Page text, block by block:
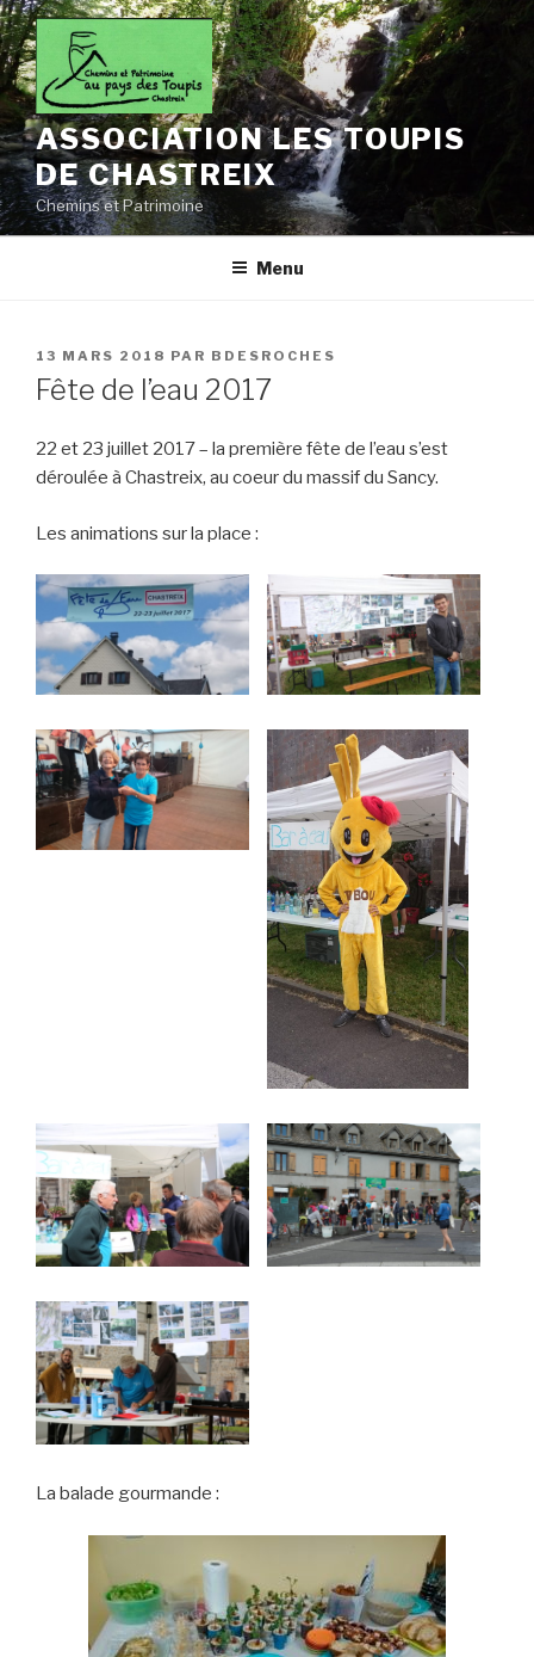
Aller
au
contenu
principal
ASSOCIATION LES TOUPIS
DE CHASTREIX
Chemins et Patrimoine
Menu
PUBLIÉ
LE
13 MARS 2018 PAR BDESROCHES
Fête de l’eau 2017
22 et 23 juillet 2017 – la première fête de l’eau s’est
déroulée à Chastreix, au coeur du massif du Sancy.
Les animations sur la place :
La balade gourmande :